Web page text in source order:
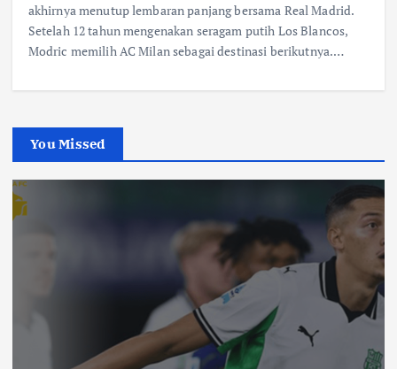
akhirnya menutup lembaran panjang bersama Real Madrid.
Setelah 12 tahun mengenakan seragam putih Los Blancos,
Modric memilih AC Milan sebagai destinasi berikutnya.…
You Missed